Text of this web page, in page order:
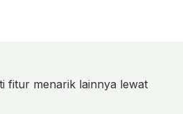
fitur menarik lainnya lewat